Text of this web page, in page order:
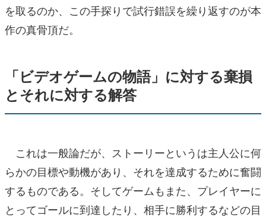
を取るのか、この手探りで試行錯誤を繰り返すのが本
作の真骨頂だ。
「ビデオゲームの物語」に対する棄損
とそれに対する解答
これは一般論だが、ストーリーというは主人公に何
らかの目標や動機があり、それを達成するために奮闘
するものである。そしてゲームもまた、プレイヤーに
とってゴールに到達したり、相手に勝利するなどの目